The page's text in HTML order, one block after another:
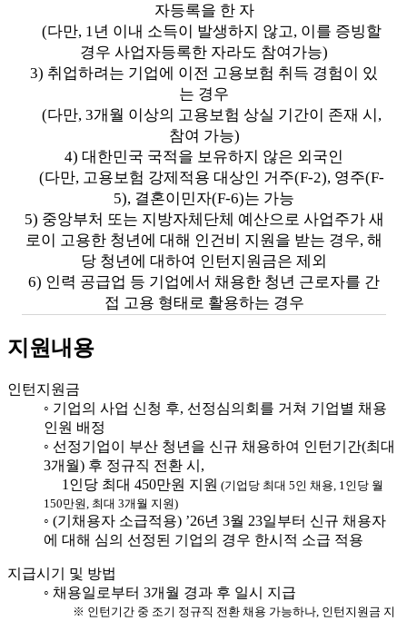
자등록을 한 자
(다만, 1년 이내 소득이 발생하지 않고, 이를 증빙할
경우 사업자등록한 자라도 참여가능)
3) 취업하려는 기업에 이전 고용보험 취득 경험이 있
는 경우
(다만, 3개월 이상의 고용보험 상실 기간이 존재 시,
참여 가능)
4) 대한민국 국적을 보유하지 않은 외국인
(다만, 고용보험 강제적용 대상인 거주(F-2), 영주(F-
5), 결혼이민자(F-6)는 가능
5) 중앙부처 또는 지방자체단체 예산으로 사업주가 새
로이 고용한 청년에 대해 인건비 지원을 받는 경우, 해
당 청년에 대하여 인턴지원금은 제외
6) 인력 공급업 등 기업에서 채용한 청년 근로자를 간
접 고용 형태로 활용하는 경우
지원내용
인턴지원금
◦ 기업의 사업 신청 후, 선정심의회를 거쳐 기업별 채용
인원 배정
◦ 선정기업이 부산 청년을 신규 채용하여 인턴기간(최대
3개월) 후 정규직 전환 시,
1인당 최대 450만원 지원 (기업당 최대 5인 채용, 1인당 월
150만원, 최대 3개월 지원)
◦ (기채용자 소급적용) ’26년 3월 23일부터 신규 채용자
에 대해 심의 선정된 기업의 경우 한시적 소급 적용
지급시기 및 방법
◦ 채용일로부터 3개월 경과 후 일시 지급
※ 인턴기간 중 조기 정규직 전환 채용 가능하나, 인턴지원금 지